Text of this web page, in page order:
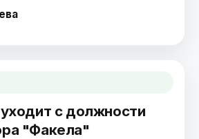
с должности
"Факела"